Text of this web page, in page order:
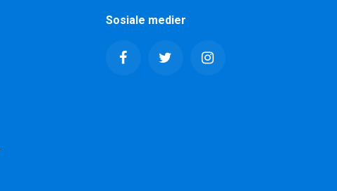
Sosiale medier